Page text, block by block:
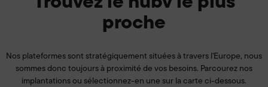
proche
Nos plateformes sont stratégiquement situées à travers l'Europe, nous
sommes donc toujours à proximité de vos besoins. Parcourez nos
implantations ou sélectionnez-en une sur la carte ci-dessous.